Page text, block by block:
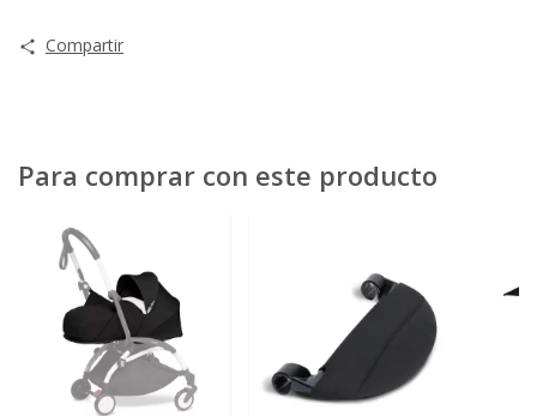
Compartir
Para comprar con este producto